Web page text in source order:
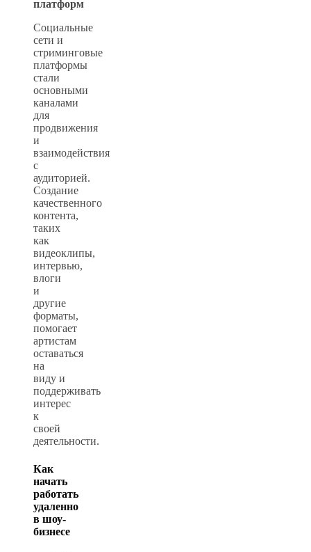
платформ
Социальные
сети и
стриминговые
платформы
стали
основными
каналами
для
продвижения
и
взаимодействия
с
аудиторией.
Создание
качественного
контента,
таких
как
видеоклипы,
интервью,
влоги
и
другие
форматы,
помогает
артистам
оставаться
на
виду и
поддерживать
интерес
к
своей
деятельности.
Как
начать
работать
удаленно
в шоу-
бизнесе